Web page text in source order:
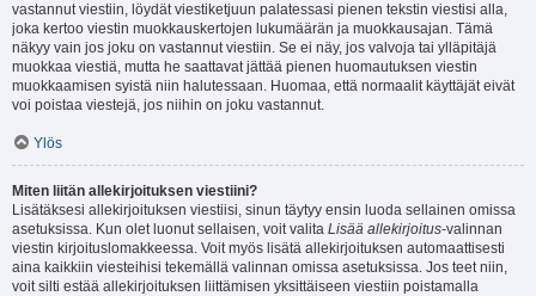
vastannut viestiin, löydät viestiketjuun palatessasi pienen tekstin viestisi alla,
joka kertoo viestin muokkauskertojen lukumäärän ja muokkausajan. Tämä
näkyy vain jos joku on vastannut viestiin. Se ei näy, jos valvoja tai ylläpitäjä
muokkaa viestiä, mutta he saattavat jättää pienen huomautuksen viestin
muokkaamisen syistä niin halutessaan. Huomaa, että normaalit käyttäjät eivät
voi poistaa viestejä, jos niihin on joku vastannut.
Ylös
Miten liitän allekirjoituksen viestiini?
Lisätäksesi allekirjoituksen viestiisi, sinun täytyy ensin luoda sellainen omissa
asetuksissa. Kun olet luonut sellaisen, voit valita Lisää allekirjoitus-valinnan
viestin kirjoituslomakkeessa. Voit myös lisätä allekirjoituksen automaattisesti
aina kaikkiin viesteihisi tekemällä valinnan omissa asetuksissa. Jos teet niin,
voit silti estää allekirjoituksen liittämisen yksittäiseen viestiin poistamalla